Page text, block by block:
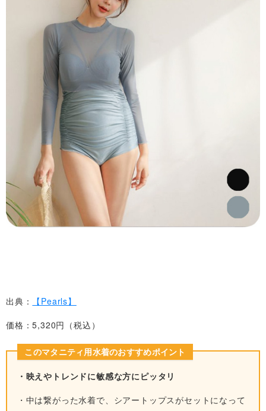
出典：
【Pearls】
価格：5,320円（税込）
このマタニティ用水着のおすすめポイント
・映えやトレンドに敏感な方にピッタリ
・中は繋がった水着で、シアートップスがセットになって